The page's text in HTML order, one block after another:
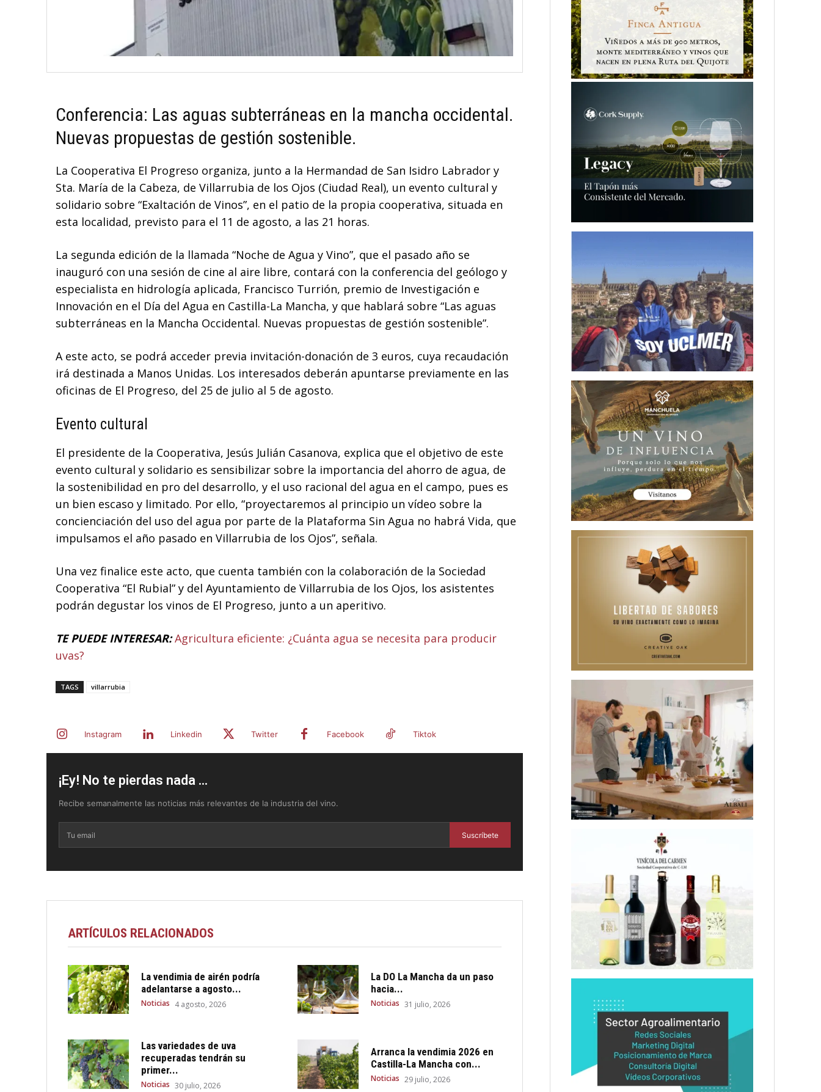
Conferencia: Las aguas subterráneas en la mancha occidental.
Nuevas propuestas de gestión sostenible.
La Cooperativa El Progreso organiza, junto a la Hermandad de San Isidro Labrador y
Sta. María de la Cabeza, de Villarrubia de los Ojos (Ciudad Real), un evento cultural y
solidario sobre “Exaltación de Vinos”, en el patio de la propia cooperativa, situada en
esta localidad, previsto para el 11 de agosto, a las 21 horas.
La segunda edición de la llamada “Noche de Agua y Vino”, que el pasado año se
inauguró con una sesión de cine al aire libre, contará con la conferencia del geólogo y
especialista en hidrología aplicada, Francisco Turrión, premio de Investigación e
Innovación en el Día del Agua en Castilla-La Mancha, y que hablará sobre “Las aguas
subterráneas en la Mancha Occidental. Nuevas propuestas de gestión sostenible”.
A este acto, se podrá acceder previa invitación-donación de 3 euros, cuya recaudación
irá destinada a Manos Unidas. Los interesados deberán apuntarse previamente en las
oficinas de El Progreso, del 25 de julio al 5 de agosto.
Evento cultural
El presidente de la Cooperativa, Jesús Julián Casanova, explica que el objetivo de este
evento cultural y solidario es sensibilizar sobre la importancia del ahorro de agua, de
la sostenibilidad en pro del desarrollo, y el uso racional del agua en el campo, pues es
un bien escaso y limitado. Por ello, “proyectaremos al principio un vídeo sobre la
concienciación del uso del agua por parte de la Plataforma Sin Agua no habrá Vida, que
impulsamos el año pasado en Villarrubia de los Ojos”, señala.
Una vez finalice este acto, que cuenta también con la colaboración de la Sociedad
Cooperativa “El Rubial” y del Ayuntamiento de Villarrubia de los Ojos, los asistentes
podrán degustar los vinos de El Progreso, junto a un aperitivo.
TE PUEDE INTERESAR: Agricultura eficiente: ¿Cuánta agua se necesita para producir
uvas?
TAGS villarrubia
Instagram Linkedin Twitter Facebook Tiktok
¡Ey! No te pierdas nada ...
Recibe semanalmente las noticias más relevantes de la industria del vino.
Suscríbete
ARTÍCULOS RELACIONADOS
La vendimia de airén podría
adelantarse a agosto...
Noticias 4 agosto, 2026
La DO La Mancha da un paso
hacia...
Noticias 31 julio, 2026
Las variedades de uva
recuperadas tendrán su
primer...
Noticias 30 julio, 2026
Arranca la vendimia 2026 en
Castilla-La Mancha con...
Noticias 29 julio, 2026